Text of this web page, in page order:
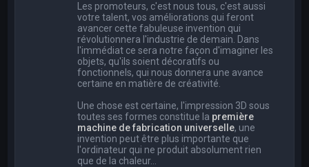
Les promoteurs, c'est nous tous, c'est aussi
votre talent, vos améliorations qui feront
avancer cette fabuleuse invention qui
révolutionnera l'industrie de demain. Dans
l'immédiat ce sera notre façon d'imaginer les
objets, qu'ils soient décoratifs ou
fonctionnels, qui nous donnera une avance
certaine en matière de créativité.
Une chose est certaine, l'impression 3D sous
toutes ses formes constitue la première
machine de fabrication universelle, une
invention peut être plus importante que
l'ordinateur qui ne produit absolument rien
que de la chaleur...